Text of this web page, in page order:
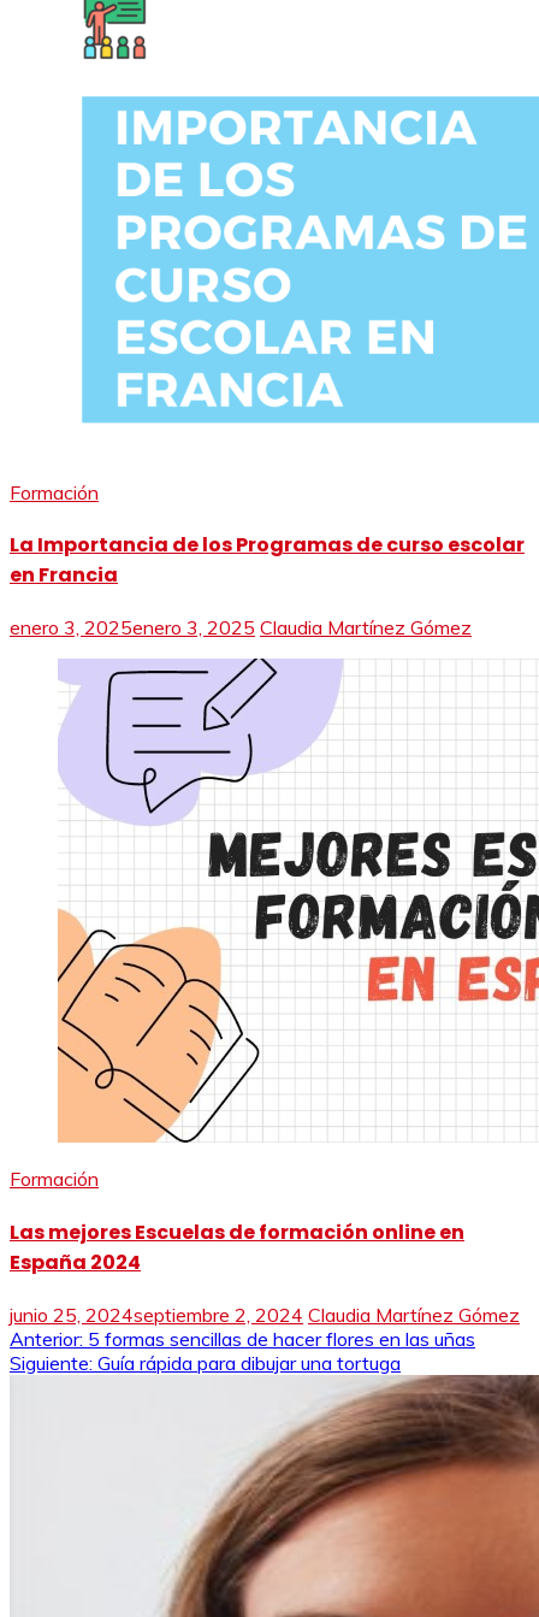
Formación
La Importancia de los Programas de curso escolar
en Francia
enero 3, 2025enero 3, 2025 Claudia Martínez Gómez
Formación
Las mejores Escuelas de formación online en
España 2024
junio 25, 2024septiembre 2, 2024 Claudia Martínez Gómez
Navegación
de
Anterior: 5 formas sencillas de hacer flores en las uñas
Siguiente: Guía rápida para dibujar una tortuga